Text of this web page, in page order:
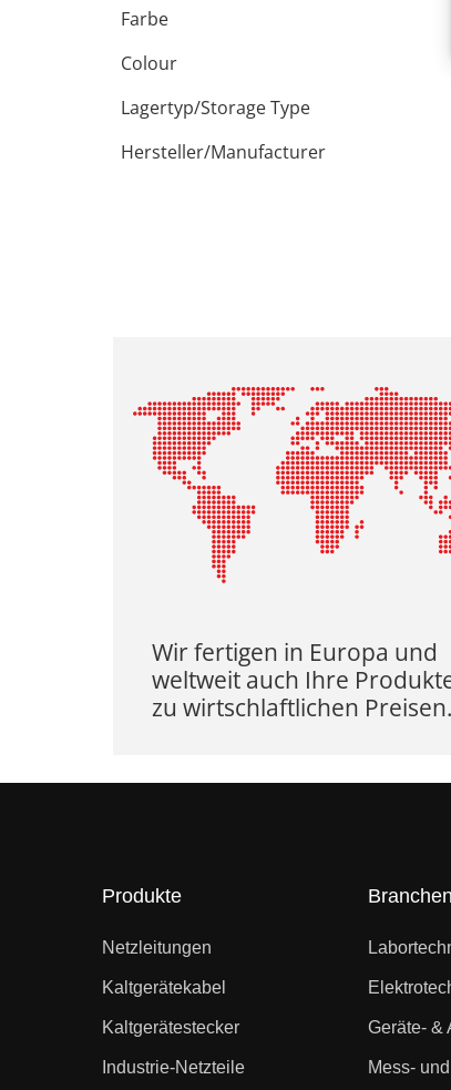
Farbe
Colour
Lagertyp/Storage Type
Hersteller/Manufacturer
Wir fertigen in Europa und
weltweit auch Ihre
zu wirtschlaftlichen Preisen.
Produkte
Netzleitungen
Kaltgerätekabel
Kaltgerätestecker
Industrie-Netzteile
Geräte- &
Mess-